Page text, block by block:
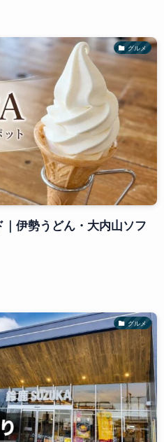
グルメ
伊勢うどん・大内山ソフ
グルメ